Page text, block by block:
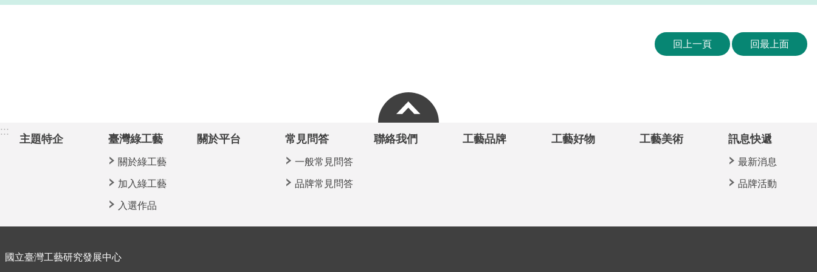
回上一頁 回最上面
:::
主題特企 臺灣綠工藝
關於綠工藝
加入綠工藝
入選作品
關於平台 常見問答
一般常見問答
品牌常見問答
聯絡我們 工藝品牌 工藝好物 工藝美術 訊息快遞
最新消息
品牌活動
國立臺灣工藝研究發展中心